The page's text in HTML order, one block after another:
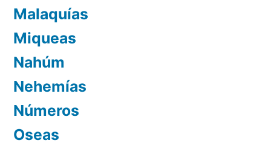
Malaquías
Miqueas
Nahúm
Nehemías
Números
Oseas